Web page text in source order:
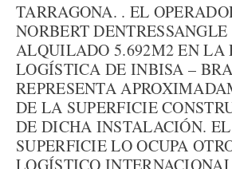
TARRAGONA. . EL
NORBERT
ALQUILADO 5.692M2 EN LA
LOGÍSTICA DE INBISA –
REPRESENTA
DE LA SUPERFICIE
DE DICHA INSTALACIÓN.
SUPERFICIE LO OCUPA
LOGÍSTICO